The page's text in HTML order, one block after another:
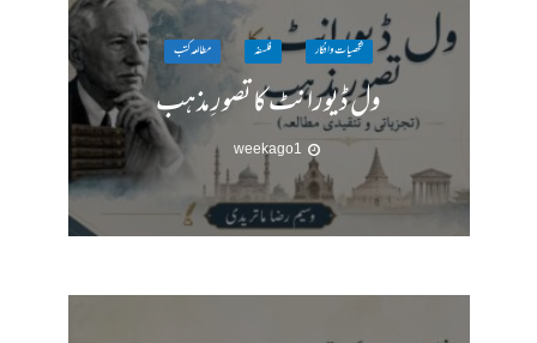
شخصیات وافکار فلسفہ مطالعہ کتب
ول ڈیورانٹ کا تصورِ مذہب
1 week ago